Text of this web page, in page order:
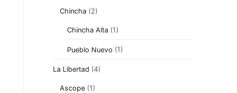
Chincha (2)
Chincha Alta (1)
Pueblo Nuevo (1)
La Libertad (4)
Ascope (1)